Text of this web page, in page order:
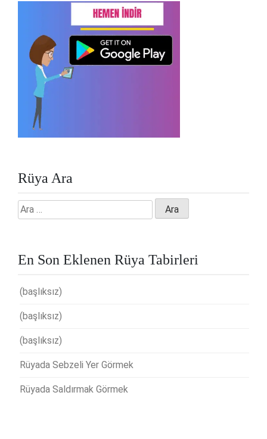
Rüya Ara
Arama:
En Son Eklenen Rüya Tabirleri
(başlıksız)
(başlıksız)
(başlıksız)
Rüyada Sebzeli Yer Görmek
Rüyada Saldırmak Görmek